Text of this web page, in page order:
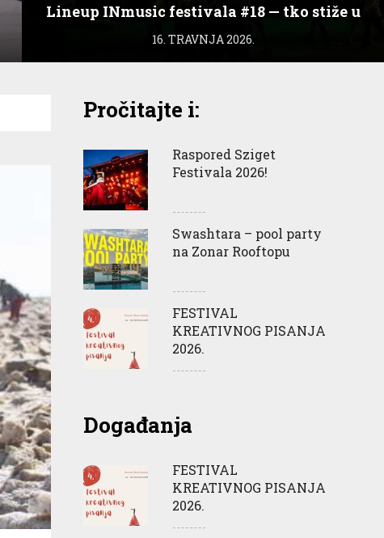
Lineup INmusic festivala #18 — tko stiže u
Zagreb?
16. TRAVNJA 2026.
Pročitajte i:
Raspored Sziget
Festivala 2026!
Swashtara – pool party
na Zonar Rooftopu
FESTIVAL
KREATIVNOG PISANJA
2026.
Događanja
FESTIVAL
KREATIVNOG PISANJA
2026.